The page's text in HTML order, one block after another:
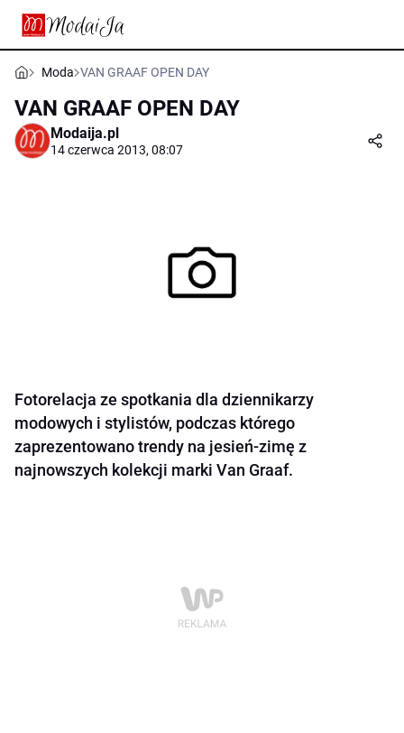
Moda VAN GRAAF OPEN DAY
VAN GRAAF OPEN DAY
Modaija.pl
14 czerwca 2013, 08:07
Fotorelacja ze spotkania dla dziennikarzy
modowych i stylistów, podczas którego
zaprezentowano trendy na jesień-zimę z
najnowszych kolekcji marki Van Graaf.